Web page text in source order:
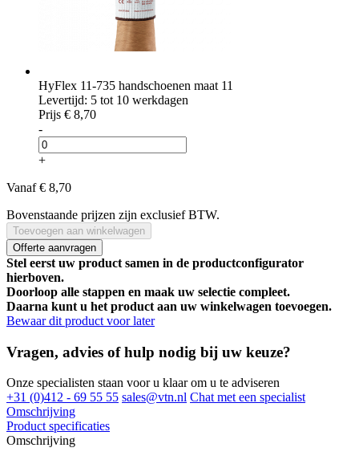
HyFlex 11-735 handschoenen maat 11
Levertijd: 5 tot 10 werkdagen
Prijs € 8,70
-
+
Vanaf € 8,70
Bovenstaande prijzen zijn exclusief BTW.
Toevoegen aan winkelwagen
Offerte aanvragen
Stel eerst uw product samen in de productconfigurator
hierboven.
Doorloop alle stappen en maak uw selectie compleet.
Daarna kunt u het product aan uw winkelwagen toevoegen.
Bewaar dit product voor later
Vragen, advies of hulp nodig bij uw keuze?
Onze specialisten staan voor u klaar om u te adviseren
+31 (0)412 - 69 55 55 sales@vtn.nl Chat met een specialist
Omschrijving
Product specificaties
Omschrijving